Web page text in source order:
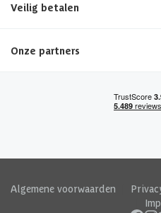
Veilig betalen
Onze partners
Algemene voorwaarden